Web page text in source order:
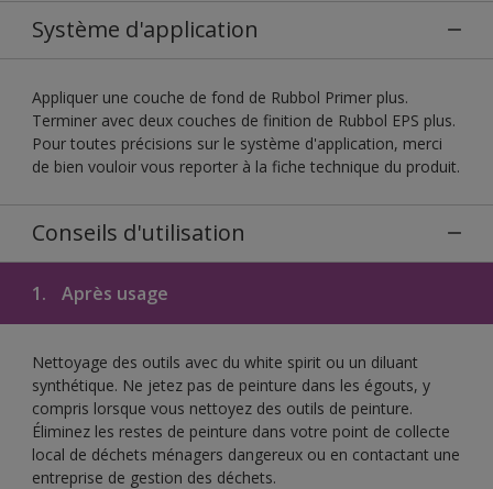
Système d'application
Appliquer une couche de fond de Rubbol Primer plus.
Terminer avec deux couches de finition de Rubbol EPS plus.
Pour toutes précisions sur le système d'application, merci
de bien vouloir vous reporter à la fiche technique du produit.
Conseils d'utilisation
1. Après usage
Nettoyage des outils avec du white spirit ou un diluant
synthétique. Ne jetez pas de peinture dans les égouts, y
compris lorsque vous nettoyez des outils de peinture.
Éliminez les restes de peinture dans votre point de collecte
local de déchets ménagers dangereux ou en contactant une
entreprise de gestion des déchets.